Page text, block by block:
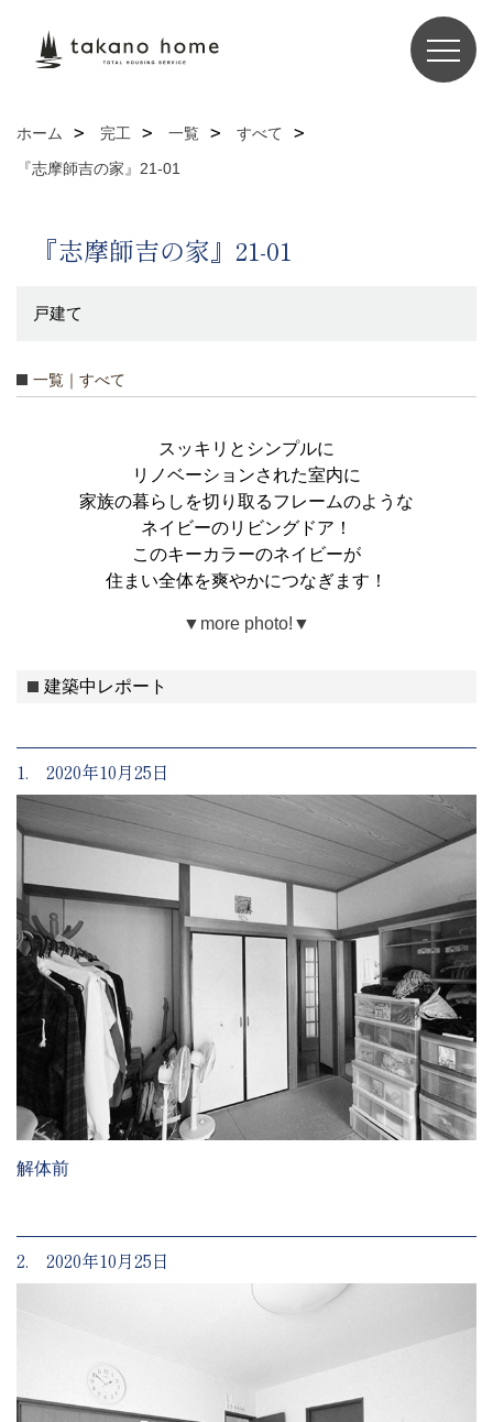
ホーム 完工 一覧
すべて
『志摩師吉の家』21-01
『志摩師吉の家』21-01
戸建て
一覧｜すべて
スッキリとシンプルに
リノベーションされた室内に
家族の暮らしを切り取るフレームのような
ネイビーのリビングドア！
このキーカラーのネイビーが
住まい全体を爽やかにつなぎます！
▼more photo!▼
建築中レポート
1. 2020年10月25日
解体前
2. 2020年10月25日